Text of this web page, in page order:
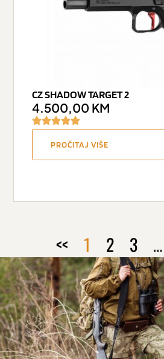
CZ SHADOW TARGET 2
4.500,00 KM
PROČITAJ VIŠE
<< 1 2 3 …